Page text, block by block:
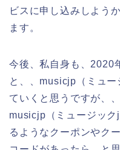
ビスに申し込みしよう
ます。
今後、私自身も、2020
と、、musicjp（ミュ
ていくと思うですが、
musicjp（ミュージック
るようなクーポンやク